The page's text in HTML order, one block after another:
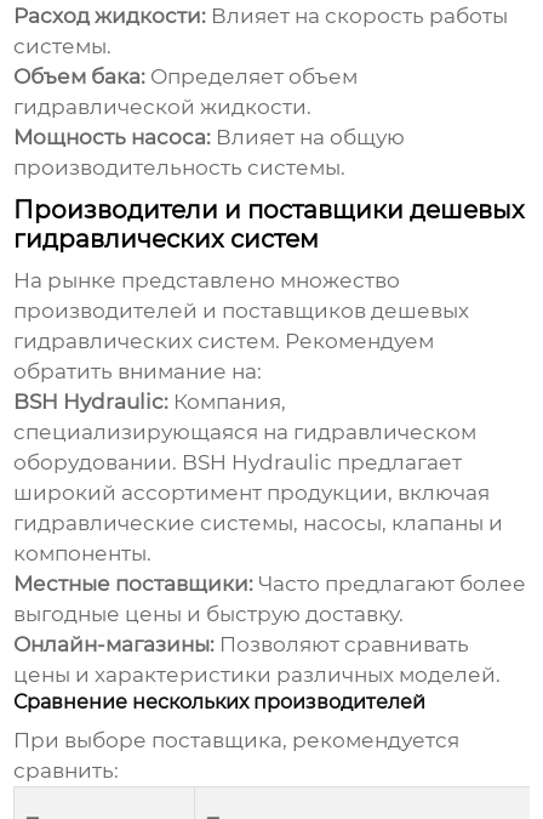
Расход жидкости: Влияет на скорость работы
системы.
Объем бака: Определяет объем
гидравлической жидкости.
Мощность насоса: Влияет на общую
производительность системы.
Производители и поставщики дешевых
гидравлических систем
На рынке представлено множество
производителей и поставщиковдешевых
гидравлических систем. Рекомендуем
обратить внимание на:
BSH Hydraulic: Компания,
специализирующаяся на гидравлическом
оборудовании. BSH Hydraulic предлагает
широкий ассортимент продукции, включая
гидравлические системы, насосы, клапаны и
компоненты.
Местные поставщики: Часто предлагают более
выгодные цены и быструю доставку.
Онлайн-магазины: Позволяют сравнивать
цены и характеристики различных моделей.
Сравнение нескольких производителей
При выборе поставщика, рекомендуется
сравнить: